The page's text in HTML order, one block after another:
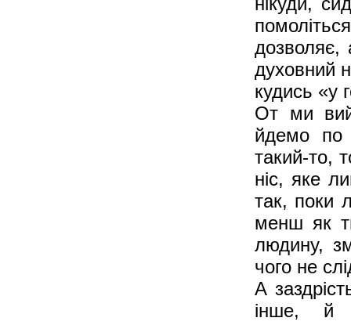
дозволяє,
духовний
кудись «у
От ми
йдемо по
такий-то,
ніс, яке
так, поки
менш як
людину,
чого не
А
інше, й